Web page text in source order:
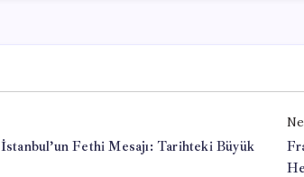
Fethi Mesajı: Tarihteki Büyük